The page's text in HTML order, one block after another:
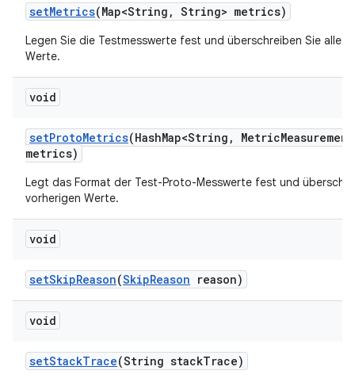
setMetrics(Map<String , String> metrics)
Legen Sie die Testmesswerte fest und überschreiben Sie alle
Werte.
void
setProtoMetrics(HashMap<String , MetricMeasurement
metrics)
Legt das Format der Test-Proto-Messwerte fest und
vorherigen Werte.
void
setSkipReason(SkipReason reason)
void
setStackTrace(String stackTrace)